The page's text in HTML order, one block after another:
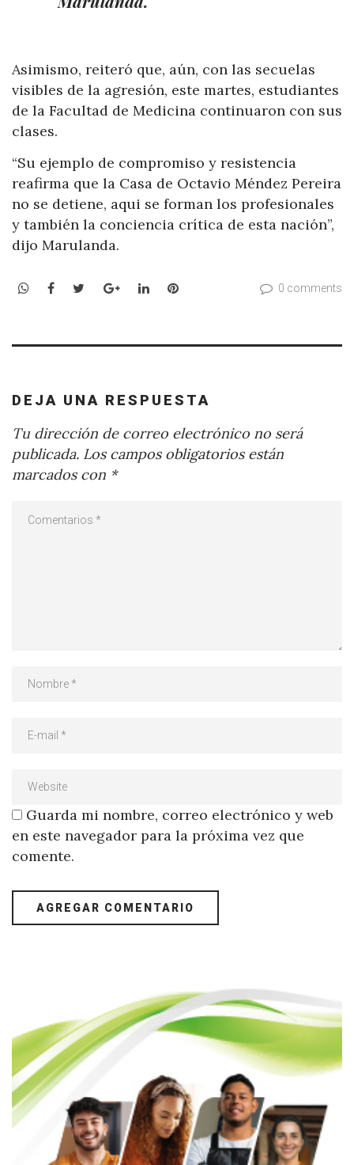
Asimismo, reiteró que, aún, con las secuelas
visibles de la agresión, este martes, estudiantes
de la Facultad de Medicina continuaron con sus
clases.
“Su ejemplo de compromiso y resistencia
reafirma que la Casa de Octavio Méndez Pereira
no se detiene, aqui se forman los profesionales
y también la conciencia crítica de esta nación”,
dijo Marulanda.
WhatsApp
Facebook
TwitterGoogle+LinkedInPinterest 0 comments
DEJA UNA RESPUESTA
Tu dirección de correo electrónico no será
publicada. Los campos obligatorios están
marcados con *
Guarda mi nombre, correo electrónico y web
en este navegador para la próxima vez que
comente.